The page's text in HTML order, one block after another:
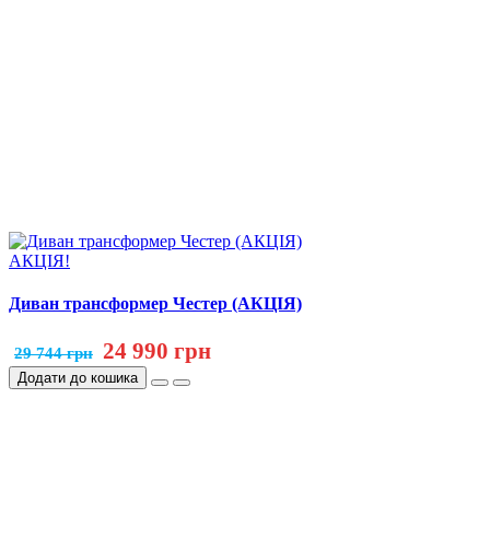
АКЦІЯ!
Диван трансформер Честер (АКЦІЯ)
29 744 грн 24 990 грн
Додати до кошика